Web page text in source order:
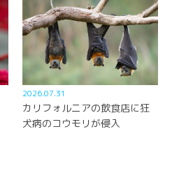
2026.07.31
カリフォルニアの飲食店に狂
犬病のコウモリが侵入